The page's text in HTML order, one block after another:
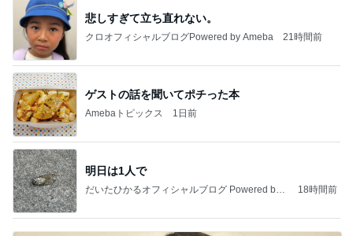
悲しすぎて立ち直れない。
クロオフィシャルブログPowered by Ameba 21時間前
ゲストの話を聞いてポチった本
Amebaトピックス 1日前
明日は1人で
だいたひかるオフィシャルブログ Powered by
18時間前